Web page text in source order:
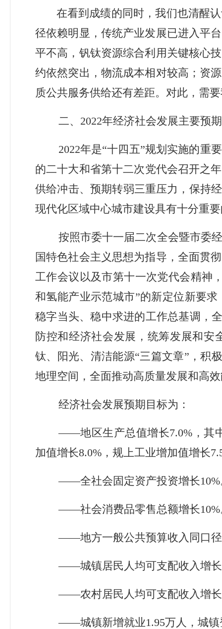
在看到成绩的同时，我们也清醒
径依赖明显，传统产业发展已进入平
平不高，钒钛资源综合利用关键核心
约依然突出，物流成本相对较高；资
质公共服务供给还有差距。对此，需
二、 2022年经济社会发展主要预
2022年是“十四五”规划实施的重
的二十大和省第十二次党代会召开之
供给冲击、预期转弱三重压力，保持
现代化区域中心城市建设具有十分重
按照市委十一届二次全会暨市委
国特色社会主义思想为指导，全面贯
工作会议以及市第十一次党代会精神
和氢能产业示范城市”的新定位新要
稳字当头、稳中求进的工作总基调，
防控和经济社会发展，统筹发展和
钛、阳光、清洁能源“三篇文章” ，积
地理空间 ， 全面推动高质量发展和高
经济社会发展预期目标为：
——地区生产总值增长7.0% ，其
加值增长8.0% ，规上工业增加值增长
——全社会固定资产投资增长10%
——社会消费品零售总额增长10%
——地方一般公共预算收入同口
——城镇居民人均可支配收入增长
——农村居民人均可支配收入增长
——城镇新增就业1.95万人，城